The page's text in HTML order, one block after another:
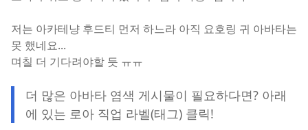
저는 아카테냥 후드티 먼저 하느라 아직 요호링 귀 아바타는
못 했네요...
며칠 더 기다려야할 듯 ㅠㅠ
더 많은 아바타 염색 게시물이 필요하다면? 아래
에 있는 로아 직업 라벨(태그) 클릭!